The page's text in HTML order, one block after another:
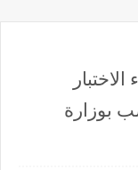
توظيف 30 منصب بوزارة